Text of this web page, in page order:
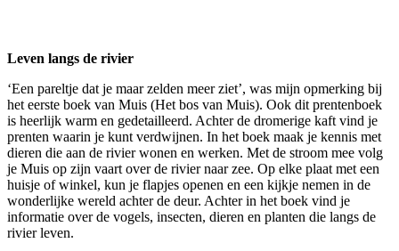
Leven langs de rivier
‘Een pareltje dat je maar zelden meer ziet’, was mijn opmerking bij
het eerste boek van Muis (Het bos van Muis). Ook dit prentenboek
is heerlijk warm en gedetailleerd. Achter de dromerige kaft vind je
prenten waarin je kunt verdwijnen. In het boek maak je kennis met
dieren die aan de rivier wonen en werken. Met de stroom mee volg
je Muis op zijn vaart over de rivier naar zee. Op elke plaat met een
huisje of winkel, kun je flapjes openen en een kijkje nemen in de
wonderlijke wereld achter de deur. Achter in het boek vind je
informatie over de vogels, insecten, dieren en planten die langs de
rivier leven.